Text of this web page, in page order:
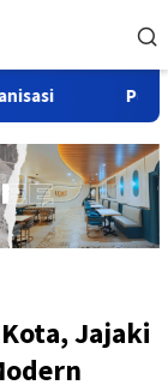
Pemuda Dinilai
Jajaki